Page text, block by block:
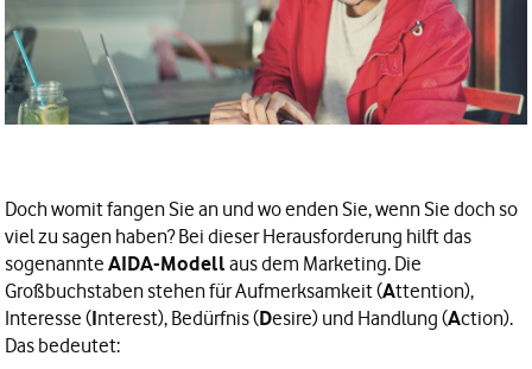
Doch womit fangen Sie an und wo enden Sie, wenn Sie doch so
viel zu sagen haben? Bei dieser Herausforderung hilft das
sogenannte AIDA-Modell aus dem Marketing. Die
Großbuchstaben stehen für Aufmerksamkeit (Attention),
Interesse (Interest), Bedürfnis (Desire) und Handlung (Action).
Das bedeutet: